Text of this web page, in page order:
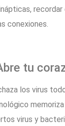
conexiones.
tu
los virus
virus y